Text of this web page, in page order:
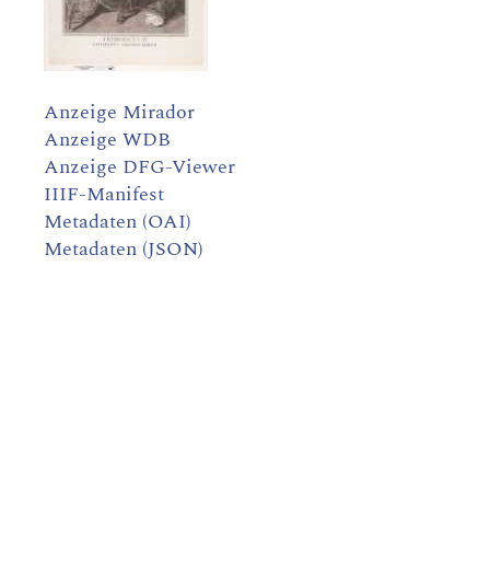
Anzeige Mirador
Anzeige WDB
Anzeige DFG-Viewer
IIIF-Manifest
Metadaten (OAI)
Metadaten (JSON)